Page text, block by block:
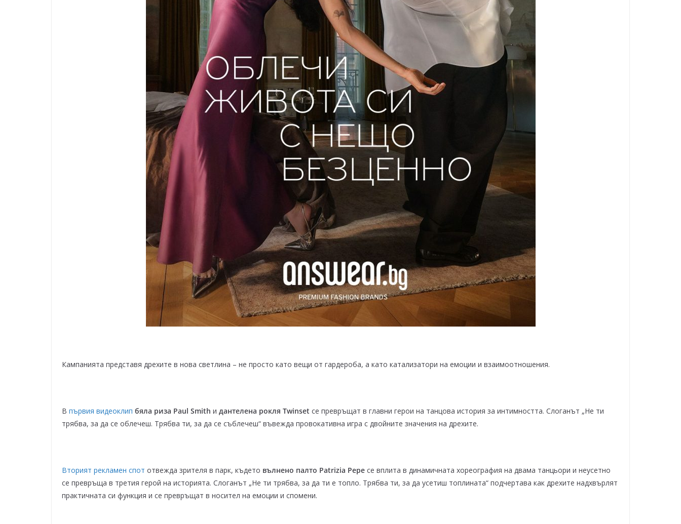
Кампанията представя дрехите в нова светлина – не просто като вещи от гардероба, а като катализатори на емоции и взаимоотношения.
В първия видеоклип бяла риза Paul Smith и дантелена рокля Twinset се превръщат в главни герои на танцова история за интимността. Слоганът „Не ти
трябва, за да се облечеш. Трябва ти, за да се съблечеш“ въвежда провокативна игра с двойните значения на дрехите.
Вторият рекламен спот отвежда зрителя в парк, където вълнено палто Patrizia Pepe се вплита в динамичната хореография на двама танцьори и неусетно
се превръща в третия герой на историята. Слоганът „Не ти трябва, за да ти е топло. Трябва ти, за да усетиш топлината“ подчертава как дрехите надхвърлят
практичната си функция и се превръщат в носител на емоции и спомени.